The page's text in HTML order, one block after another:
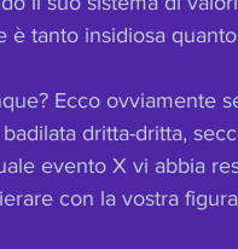
è tanto insidiosa
Ecco ovviamente
dritta-dritta,
evento X vi abbia
con la vostra